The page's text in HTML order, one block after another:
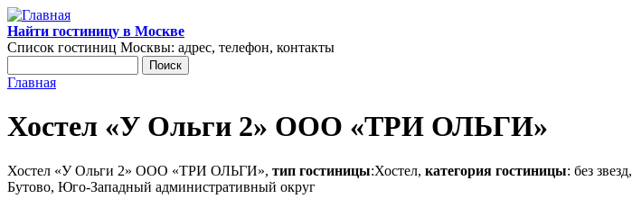
Перейти к основному содержанию
Найти гостиницу в Москве
Список гостиниц Москвы: адрес, телефон, контакты
Форма поиска
Главная
Хостел «У Ольги 2» ООО «ТРИ ОЛЬГИ»
Хостел «У Ольги 2» ООО «ТРИ ОЛЬГИ», тип гостиницы:Хостел, категория гостиницы: без звезд,
Бутово, Юго-Западный административный округ